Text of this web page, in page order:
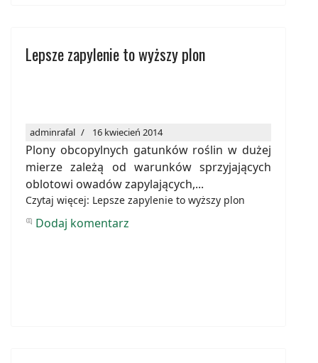
Lepsze zapylenie to wyższy plon
adminrafal 16 kwiecień 2014
Plony obcopylnych gatunków roślin w dużej
mierze zależą od warunków sprzyjających
oblotowi owadów zapylających,...
Czytaj więcej: Lepsze zapylenie to wyższy plon
Dodaj komentarz